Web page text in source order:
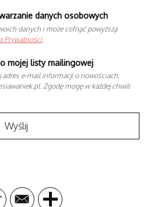
danych osobowych
danych i może cofnąć powyższą
Prywatności.
mojej listy mailingowej
adres e-mail informacji o nowościach,
Zgodę mogę w każdej chwili